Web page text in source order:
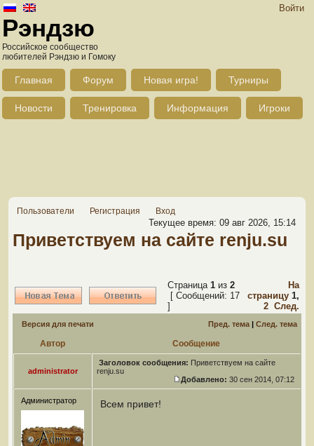
Войти
Рэндзю
Российское сообщество
любителей Рэндзю и Гомоку
Главная Форум Новая игра! Турниры
Новости Тренировка Информация Игроки
Пользователи Регистрация Вход
Текущее время: 09 авг 2026, 15:14
Приветствуем на сайте renju.su
Страница 1 из 2
[ Сообщений: 17
]
На
страницу 1,
2 След.
Версия для печати Пред. тема | След. тема
Автор Сообщение
administrator
Заголовок сообщения: Приветствуем на сайте
renju.su
Добавлено: 30 сен 2014, 07:12
Администратор Всем привет!